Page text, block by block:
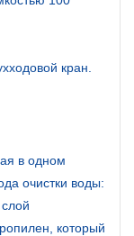
кран.
в одном
очистки воды:
который